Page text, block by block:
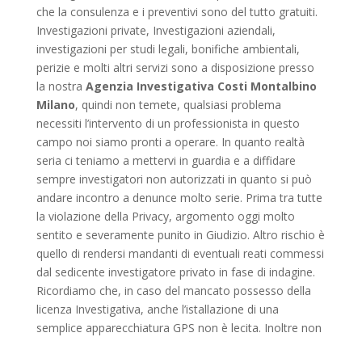
che la consulenza e i preventivi sono del tutto gratuiti.
Investigazioni private, Investigazioni aziendali,
investigazioni per studi legali, bonifiche ambientali,
perizie e molti altri servizi sono a disposizione presso
la nostra Agenzia Investigativa Costi Montalbino
Milano, quindi non temete, qualsiasi problema
necessiti l’intervento di un professionista in questo
campo noi siamo pronti a operare. In quanto realtà
seria ci teniamo a mettervi in guardia e a diffidare
sempre investigatori non autorizzati in quanto si può
andare incontro a denunce molto serie. Prima tra tutte
la violazione della Privacy, argomento oggi molto
sentito e severamente punito in Giudizio. Altro rischio è
quello di rendersi mandanti di eventuali reati commessi
dal sedicente investigatore privato in fase di indagine.
Ricordiamo che, in caso del mancato possesso della
licenza Investigativa, anche l’istallazione di una
semplice apparecchiatura GPS non è lecita. Inoltre non